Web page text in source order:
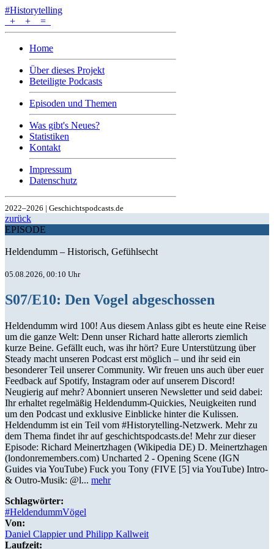
#Historytelling
+
+ =
Home
Über dieses Projekt
Beteiligte Podcasts
Episoden und Themen
Was gibt's Neues?
Statistiken
Kontakt
Impressum
Datenschutz
2022–2026 | Geschichtspodcasts.de
zurück
EPISODE
Heldendumm – Historisch, Gefühlsecht
05.08.2026, 00:10 Uhr
S07/E10: Den Vogel abgeschossen
Heldendumm wird 100! Aus diesem Anlass gibt es heute eine Reise
um die ganze Welt: Denn unser Richard hatte allerorts ziemlich
kurze Beine. Gefällt euch, was ihr hört? Eure Unterstützung über
Steady macht unseren Podcast erst möglich – und ihr seid ein
besonderer Teil unserer Community. Wir freuen uns auch über euer
Feedback auf Spotify, Instagram oder auf unserem Discord!
Neugierig auf mehr? Abonniert unseren Newsletter und seid dabei:
Ihr erhaltet regelmäßig Heldendumm-Quickies, Neuigkeiten rund
um den Podcast und exklusive Einblicke hinter die Kulissen.
Heldendumm ist ein Teil vom #Historytelling-Netzwerk. Mehr zu
dem Thema findet ihr auf geschichtspodcasts.de! Mehr zur dieser
Episode: Richard Meinertzhagen (Wikipedia DE) D. Meinertzhagen
(londonremembers.com) Uncharted 2 - Opening Scene (IGN
Guides via YouTube) Fuck you Tony (FIVE [5] via YouTube) Intro-
& Outro-Musik: @l... mehr
Schlagwörter:
#HeldendummVögel
Von:
Daniel Clappier und Philipp Kallweit
Laufzeit: